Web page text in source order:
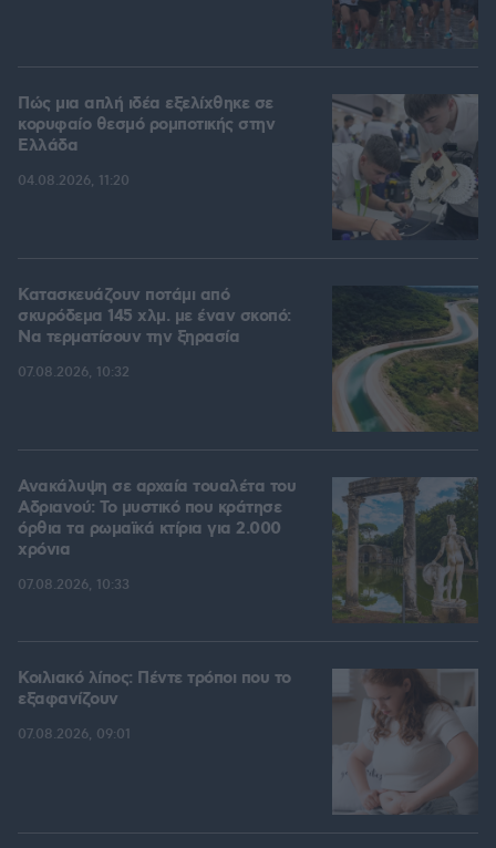
Πώς μια απλή ιδέα εξελίχθηκε σε
κορυφαίο θεσμό ρομποτικής στην
Ελλάδα
04.08.2026, 11:20
Κατασκευάζουν ποτάμι από
σκυρόδεμα 145 χλμ. με έναν σκοπό:
Να τερματίσουν την ξηρασία
07.08.2026, 10:32
Ανακάλυψη σε αρχαία τουαλέτα του
Αδριανού: Το μυστικό που κράτησε
όρθια τα ρωμαϊκά κτίρια για 2.000
χρόνια
07.08.2026, 10:33
Κοιλιακό λίπος: Πέντε τρόποι που το
εξαφανίζουν
07.08.2026, 09:01